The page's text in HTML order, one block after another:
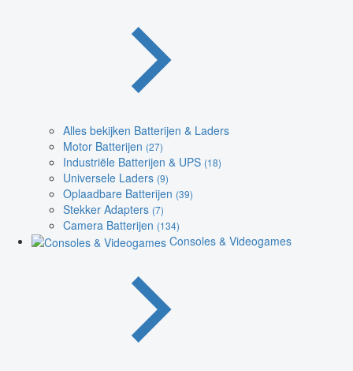
Alles bekijken Batterijen & Laders
Motor Batterijen (27)
Industriële Batterijen & UPS (18)
Universele Laders (9)
Oplaadbare Batterijen (39)
Stekker Adapters (7)
Camera Batterijen (134)
Consoles & Videogames